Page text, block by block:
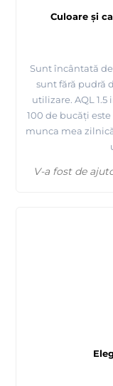
Culoare și
Sunt încântată
sunt fără pudră
utilizare. AQL
100 de bucăți
munca mea
V-a fost de